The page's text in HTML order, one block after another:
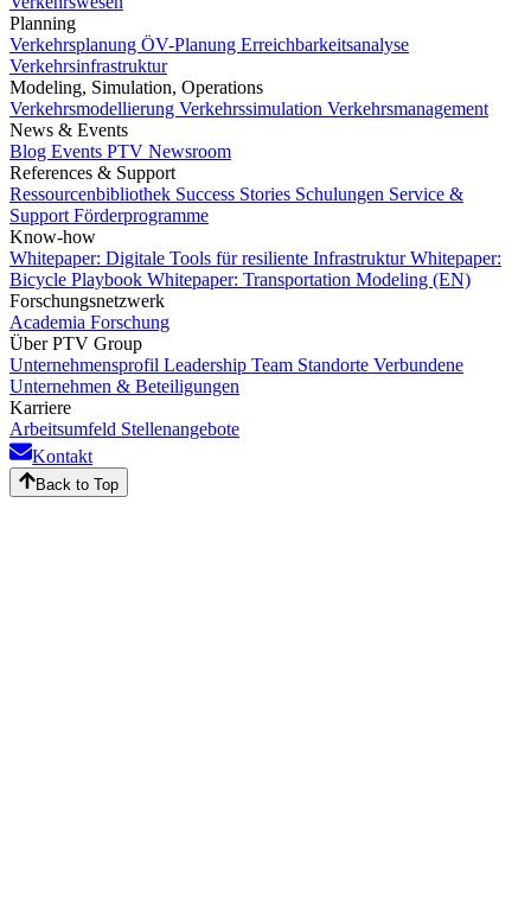
Planning
Verkehrsplanung ÖV-Planung Erreichbarkeitsanalyse
Verkehrsinfrastruktur
Modeling, Simulation, Operations
Verkehrsmodellierung Verkehrssimulation Verkehrsmanagement
News & Events
Blog Events PTV Newsroom
References & Support
Ressourcenbibliothek Success Stories Schulungen Service &
Support Förderprogramme
Know-how
Whitepaper: Digitale Tools für resiliente InfrastrukturWhitepaper:
Bicycle Playbook Whitepaper: Transportation Modeling (EN)
Forschungsnetzwerk
Academia Forschung
Über PTV Group
Unternehmensprofil Leadership Team Standorte Verbundene
Unternehmen & Beteiligungen
Karriere
Arbeitsumfeld Stellenangebote
Kontakt
Back to Top